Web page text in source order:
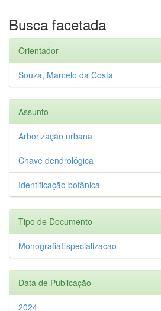
Busca facetada
Orientador
Souza, Marcelo da Costa
Assunto
Arborização urbana
Chave dendrológica
Identificação botânica
Tipo de Documento
MonografiaEspecializacao
Data de Publicação
2024